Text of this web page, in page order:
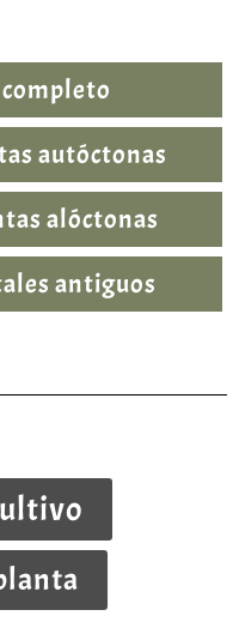
autóctonas
alóctonas
antiguos